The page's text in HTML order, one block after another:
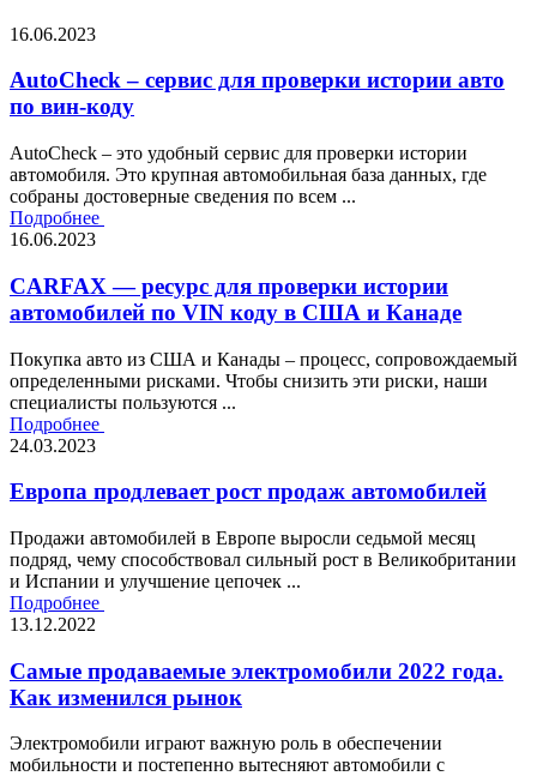
16.06.2023
AutoCheck – сервис для проверки истории авто
по вин-коду
AutoCheck – это удобный сервис для проверки истории
автомобиля. Это крупная автомобильная база данных, где
собраны достоверные сведения по всем ...
Подробнее
16.06.2023
CARFAX — ресурс для проверки истории
автомобилей по VIN коду в США и Канаде
Покупка авто из США и Канады – процесс, сопровождаемый
определенными рисками. Чтобы снизить эти риски, наши
специалисты пользуются ...
Подробнее
24.03.2023
Европа продлевает рост продаж автомобилей
Продажи автомобилей в Европе выросли седьмой месяц
подряд, чему способствовал сильный рост в Великобритании
и Испании и улучшение цепочек ...
Подробнее
13.12.2022
Самые продаваемые электромобили 2022 года.
Как изменился рынок
Электромобили играют важную роль в обеспечении
мобильности и постепенно вытесняют автомобили с